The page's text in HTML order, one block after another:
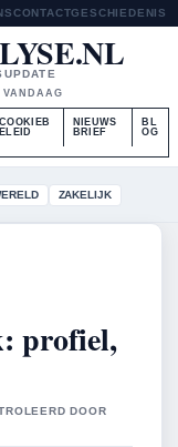
CONTACTGESCHIEDENIS
COOKIEB
ELEID
NIEUWS
BRIEF
BL
OG
ZAKELIJK
profiel,
DOOR